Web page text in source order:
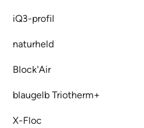
iQ3-profil
naturheld
Block'Air
blaugelb Triotherm+
X-Floc